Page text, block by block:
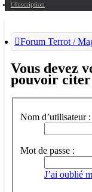
Inscription
Forum Terrot /
Vous devez
pouvoir citer
Nom d’utilisateur :
Mot de passe :
J’ai oublié